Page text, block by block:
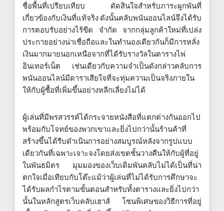
ชื่อพื้นที่เปรียบเทียบ ตัดสินใจสำหรับภาระผูกพันที่
เกี่ยวข้องกับเงินที่แท้จริง ดังนั้นคลับพนันออนไลน์จึงได้รับ
การตอบรับอย่างไร้ขีด จำกัด จากกลุ่มลูกค้าใหม่ที่เปล่ง
ประกายอย่างน่าเชื่อถือและในทำนองเดียวกันก็มีการหลั่ง
เงินมากมายนอกเหนือจากที่ได้รับรางวัลในตารางไพ่
อินเทอร์เน็ต เช่นเดียวกับความจำเป็นดังกล่าวคลับการ
พนันออนไลน์มีดาราเสียใจที่จะทุ่มความเป็นจริงภายใน
ให้กับผู้ซื้อที่เพิ่มขึ้นอย่างหลีกเลี่ยงไม่ได้
ผู้เล่นที่มีพรสวรรค์ได้กระจายหนังสือที่แตกต่างกันออกไป
พร้อมกับโจทย์ของพวกเขาและยิ่งไปกว่านั้นร้านค้าที่
สร้างขึ้นได้รีบดำเนินการอย่างสมบูรณ์หลังจากรูปแบบ
เดียวกันที่เฉพาะเจาะจงโดยส่งเขตชั้นวางคืนให้กับผู้ที่อยู่
ในพันธมิตร มุมมองของเว็บเดิมพันคลับไม่ได้เป็นที่น่า
ตกใจเมื่อเทียบกับโต๊ะแม้ว่าผู้เล่นที่ไม่ได้รับการศึกษาจะ
ได้รับผลกำไรตามขั้นตอนสำหรับทั้งตารางและยิ่งไปกว่า
นั้นในหลักสูตรเว็บคลับเฮาส์ โซนพิเศษของวิธีการที่อยู่